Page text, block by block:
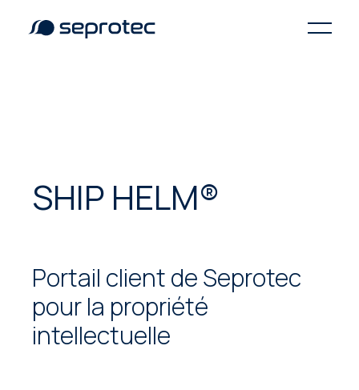
SHIP HELM®
Portail client de Seprotec
pour la propriété
intellectuelle